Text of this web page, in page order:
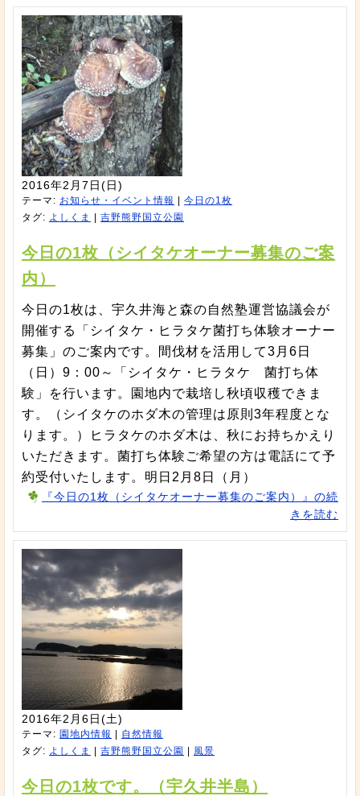
2016年2月7日(日)
テーマ: お知らせ・イベント情報
今日の1枚
タグ: よしくま 吉野熊野国立公園
今日の1枚（シイタケオーナー募集のご案
内）
今日の1枚は、宇久井海と森の自然塾運営協議会が
開催する「シイタケ・ヒラタケ菌打ち体験オーナー
募集」のご案内です。間伐材を活用して3月6日
（日）9：00～「シイタケ・ヒラタケ 菌打ち体
験」を行います。園地内で栽培し秋頃収穫できま
す。（シイタケのホダ木の管理は原則3年程度とな
ります。）ヒラタケのホダ木は、秋にお持ちかえり
いただきます。菌打ち体験ご希望の方は電話にて予
約受付いたします。明日2月8日（月）
『今日の1枚（シイタケオーナー募集のご案内）』の続
きを読む
2016年2月6日(土)
テーマ: 園地内情報
自然情報
タグ: よしくま 吉野熊野国立公園 風景
今日の1枚です。（宇久井半島）